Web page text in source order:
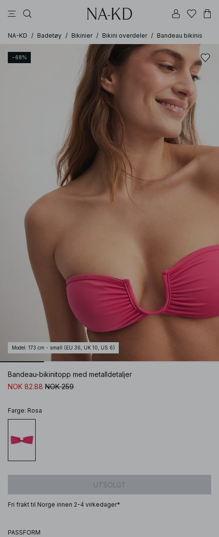
NA-KD / Badetøy / Bikinier / Bikini overdeler / Bandeau bikinis
−68%
Model : 173 cm - small (EU 36, UK 10, US 6)
Bandeau-bikinitopp med metalldetaljer
NOK 82.88 NOK 259
Farge: Rosa
UTSOLGT
Fri frakt til Norge innen 2-4 virkedager*
PASSFORM